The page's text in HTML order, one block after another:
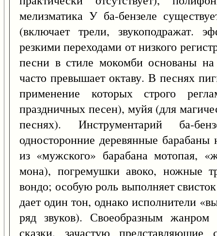
мелизматика У ба-бензеле
(включает трели, звукоподражат.
резкими переходами от низкого
песни в стиле мокомби основаны на
часто превышает октаву. В песнях
применение которых строго
праздничных песен), муйя (для
песнях). Инструментарий ба-
односторонние деревянные
из «мужского» барабана мотопая,
мона), погремушки авоко, ножные
вондо; особую роль выполняет
дает один тон, однако исполнители
ряд звуков). Своеобразным
сказки, зачастую